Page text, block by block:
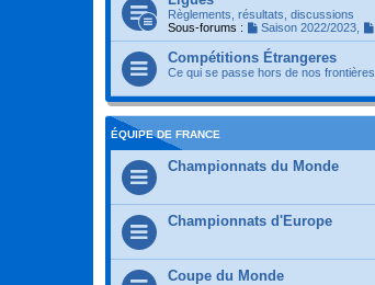
Règlements, résultats, discussions
Sous-forums :
Saison 2022/2023,
Compétitions Étrangeres
Ce qui se passe hors de nos frontières
ÉQUIPE DE FRANCE
Championnats du Monde
Championnats d'Europe
Coupe du Monde